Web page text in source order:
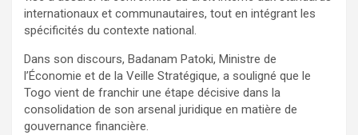
internationaux et communautaires, tout en intégrant les
spécificités du contexte national.
Dans son discours, Badanam Patoki, Ministre de
l’Économie et de la Veille Stratégique, a souligné que le
Togo vient de franchir une étape décisive dans la
consolidation de son arsenal juridique en matière de
gouvernance financière.